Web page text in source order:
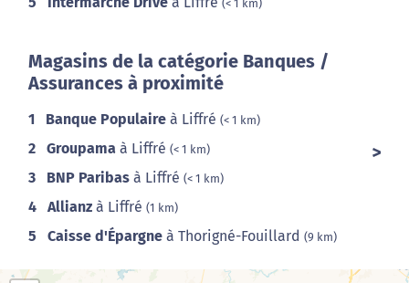
(< 1 km)
Magasins de la catégorie Banques /
Assurances à proximité
1 Banque Populaire à Liffré (< 1 km)
2 Groupama à Liffré (< 1 km)
3 BNP Paribas à Liffré (< 1 km)
4 Allianz à Liffré (1 km)
5 Caisse d'Épargne à Thorigné-Fouillard (9 km)